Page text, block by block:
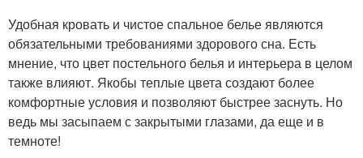
Удобная кровать и чистое спальное белье являются
обязательными требованиями здорового сна. Есть
мнение, что цвет постельного белья и интерьера в целом
также влияют. Якобы теплые цвета создают более
комфортные условия и позволяют быстрее заснуть. Но
ведь мы засыпаем с закрытыми глазами, да еще и в
темноте!